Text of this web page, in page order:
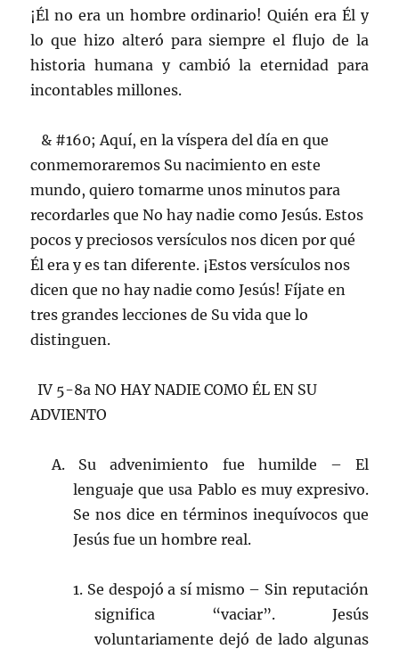
¡Él no era un hombre ordinario! Quién era Él y
lo que hizo alteró para siempre el flujo de la
historia humana y cambió la eternidad para
incontables millones.
& #160; Aquí, en la víspera del día en que
conmemoraremos Su nacimiento en este
mundo, quiero tomarme unos minutos para
recordarles que No hay nadie como Jesús. Estos
pocos y preciosos versículos nos dicen por qué
Él era y es tan diferente. ¡Estos versículos nos
dicen que no hay nadie como Jesús! Fíjate en
tres grandes lecciones de Su vida que lo
distinguen.
IV 5-8a NO HAY NADIE COMO ÉL EN SU
ADVIENTO
A. Su advenimiento fue humilde – El
lenguaje que usa Pablo es muy expresivo.
Se nos dice en términos inequívocos que
Jesús fue un hombre real.
1. Se despojó a sí mismo – Sin reputación
significa “vaciar”. Jesús
voluntariamente dejó de lado algunas